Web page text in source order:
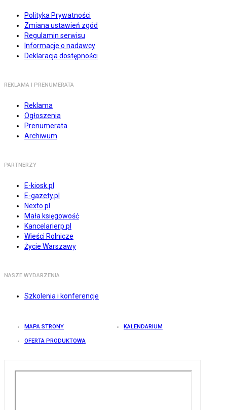
Polityka Prywatności
Zmiana ustawień zgód
Regulamin serwisu
Informacje o nadawcy
Deklaracja dostępności
REKLAMA I PRENUMERATA
Reklama
Ogłoszenia
Prenumerata
Archiwum
PARTNERZY
E-kiosk.pl
E-gazety.pl
Nexto.pl
Mała księgowość
Kancelarierp.pl
Wieści Rolnicze
Życie Warszawy
NASZE WYDARZENIA
Szkolenia i konferencje
MAPA STRONY KALENDARIUM
OFERTA PRODUKTOWA